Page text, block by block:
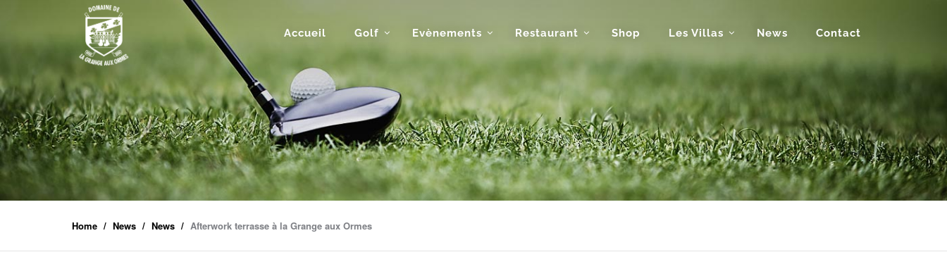
Accueil Golf Evènements Restaurant Shop Les Villas News Contact
Home News News Afterwork terrasse à la Grange aux Ormes